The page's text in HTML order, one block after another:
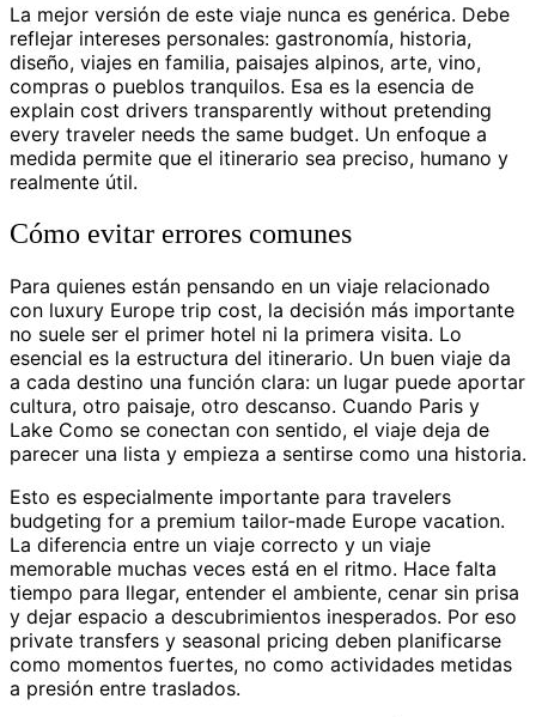
La mejor versión de este viaje nunca es genérica. Debe
reflejar intereses personales: gastronomía, historia,
diseño, viajes en familia, paisajes alpinos, arte, vino,
compras o pueblos tranquilos. Esa es la esencia de
explain cost drivers transparently without pretending
every traveler needs the same budget. Un enfoque a
medida permite que el itinerario sea preciso, humano y
realmente útil.
Cómo evitar errores comunes
Para quienes están pensando en un viaje relacionado
con luxury Europe trip cost, la decisión más importante
no suele ser el primer hotel ni la primera visita. Lo
esencial es la estructura del itinerario. Un buen viaje da
a cada destino una función clara: un lugar puede aportar
cultura, otro paisaje, otro descanso. Cuando Paris y
Lake Como se conectan con sentido, el viaje deja de
parecer una lista y empieza a sentirse como una historia.
Esto es especialmente importante para travelers
budgeting for a premium tailor-made Europe vacation.
La diferencia entre un viaje correcto y un viaje
memorable muchas veces está en el ritmo. Hace falta
tiempo para llegar, entender el ambiente, cenar sin prisa
y dejar espacio a descubrimientos inesperados. Por eso
private transfers y seasonal pricing deben planificarse
como momentos fuertes, no como actividades metidas
a presión entre traslados.